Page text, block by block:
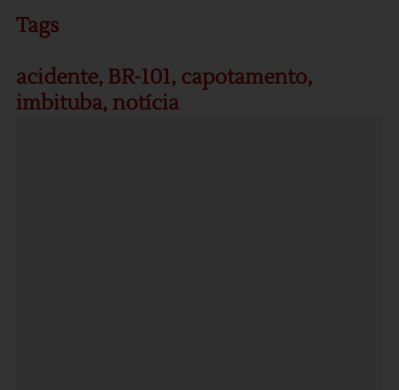
Tags
acidente, BR-101, capotamento,
imbituba, notícia